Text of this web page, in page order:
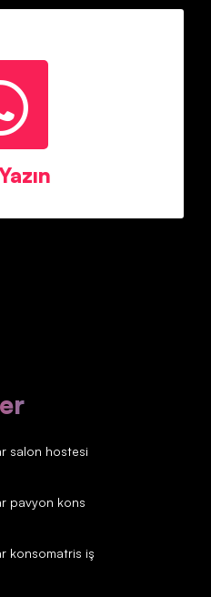
Bey
salon hostesi
pavyon kons
konsomatris iş